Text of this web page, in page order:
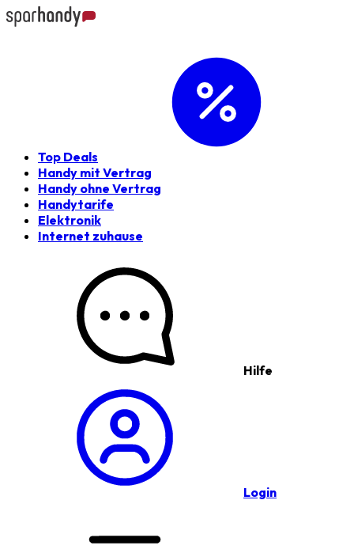
Top Deals
Handy mit Vertrag
Handy ohne Vertrag
Handytarife
Elektronik
Internet zuhause
Hilfe
Login